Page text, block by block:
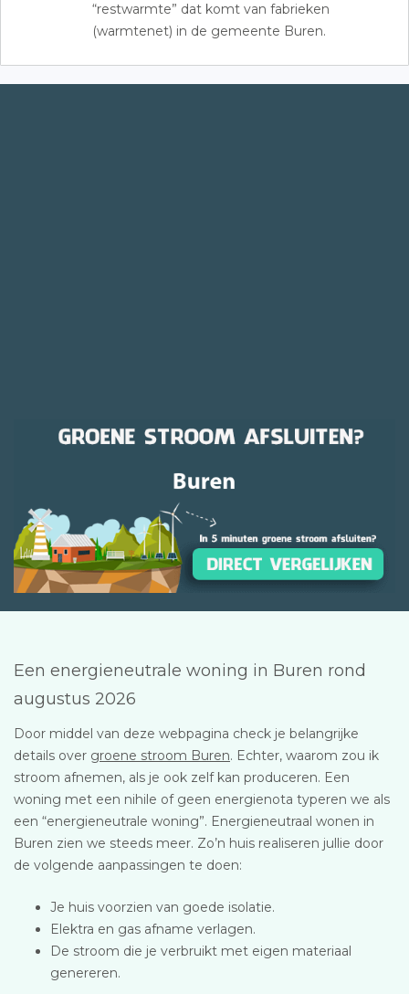
“restwarmte” dat komt van fabrieken
(warmtenet) in de gemeente Buren.
Een energieneutrale woning in Buren rond
augustus 2026
Door middel van deze webpagina check je belangrijke
details over groene stroom Buren. Echter, waarom zou ik
stroom afnemen, als je ook zelf kan produceren. Een
woning met een nihile of geen energienota typeren we als
een “energieneutrale woning”. Energieneutraal wonen in
Buren zien we steeds meer. Zo’n huis realiseren jullie door
de volgende aanpassingen te doen:
Je huis voorzien van goede isolatie.
Elektra en gas afname verlagen.
De stroom die je verbruikt met eigen materiaal
genereren.